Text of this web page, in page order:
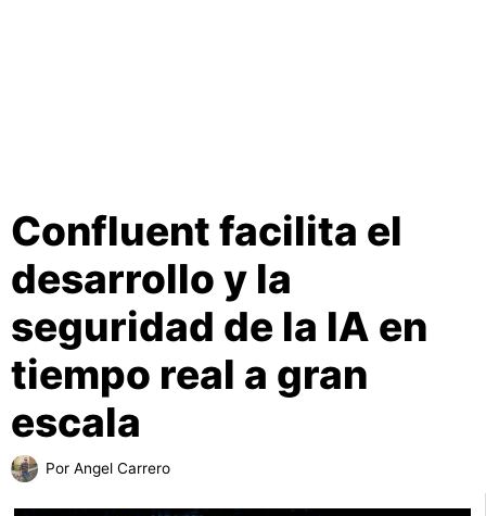
Confluent facilita el
desarrollo y la
seguridad de la IA en
tiempo real a gran
escala
Por Angel Carrero